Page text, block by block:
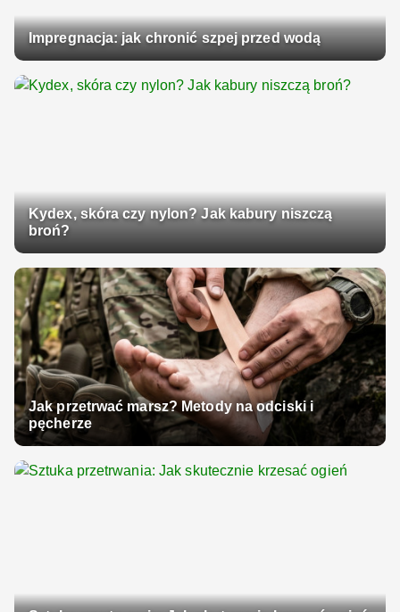
Impregnacja: jak chronić szpej przed wodą
Kydex, skóra czy nylon? Jak kabury niszczą
broń?
Jak przetrwać marsz? Metody na odciski i
pęcherze